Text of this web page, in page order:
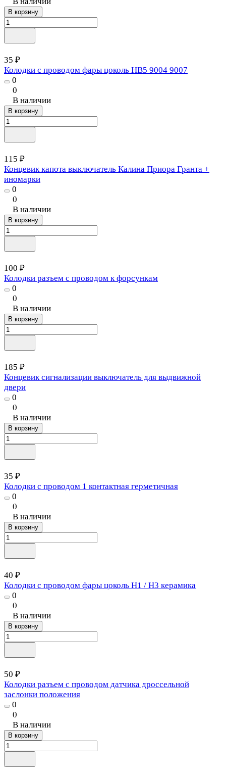
В корзину
35 ₽
Колодки с проводом фары цоколь HB5 9004 9007
0
0
В наличии
В корзину
115 ₽
Концевик капота выключатель Калина Приора Гранта +
иномарки
0
0
В наличии
В корзину
100 ₽
Колодки разъем с проводом к форсункам
0
0
В наличии
В корзину
185 ₽
Концевик сигнализации выключатель для выдвижной
двери
0
0
В наличии
В корзину
35 ₽
Колодки с проводом 1 контактная герметичная
0
0
В наличии
В корзину
40 ₽
Колодки с проводом фары цоколь H1 / H3 керамика
0
0
В наличии
В корзину
50 ₽
Колодки разъем с проводом датчика дроссельной
заслонки положения
0
0
В наличии
В корзину